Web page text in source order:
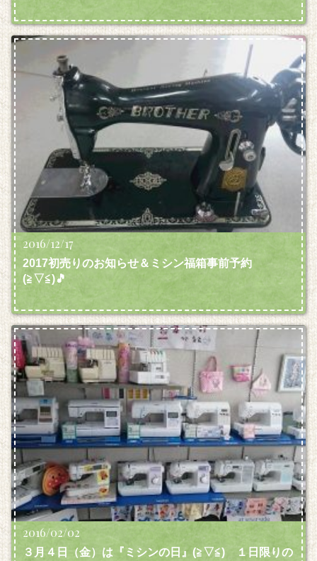
2016/12/17
2017初売りのお知らせ＆ミシン福箱事前予約
(≧▽≦)🎵
2016/02/02
３月４日（金）は『ミシンの日』(≧▽≦) １日限りの